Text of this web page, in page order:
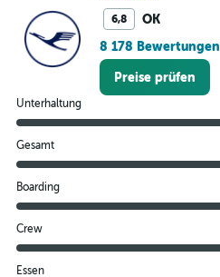
6,8
OK
8 178 Bewertungen
Preise prüfen
Unterhaltung
Gesamt
Boarding
Crew
Essen